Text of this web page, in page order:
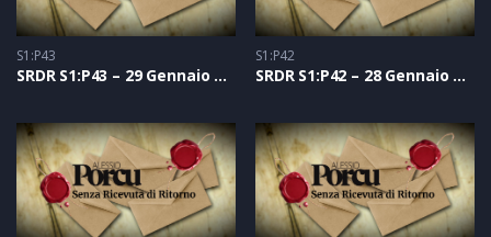
S1:P43
SRDR S1:P43 – 29 Gennaio 2021
S1:P42
SRDR S1:P42 – 28 Gennaio 2021